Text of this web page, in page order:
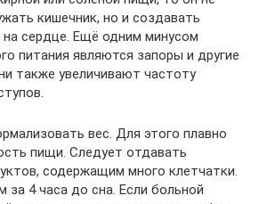
кишечник, но и создавать
на сердце. Ещё одним минусом
питания являются запоры и другие
также увеличивают частоту
вес. Для этого плавно
пищи. Следует отдавать
содержащим много клетчатки.
за 4 часа до сна. Если больной